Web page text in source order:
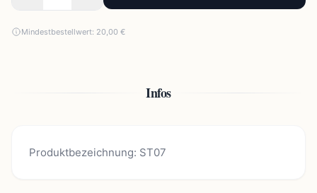
Mindestbestellwert: 20,00 €
Infos
Produktbezeichnung: ST07